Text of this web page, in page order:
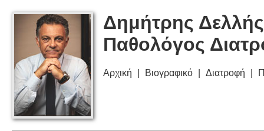
Δημήτρης
Παθολόγος
Αρχική Βιογραφικό Διατροφή